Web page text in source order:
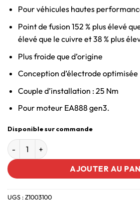
Pour véhicules hautes
Point de fusion 152 % plus élevé
élevé que le cuivre et 38 % plus
Plus froide que d’origine
Conception d’électrode optimisée
Couple d’installation : 25 Nm
Pour moteur EA888 gen3.
Disponible sur commande
AJOUTER AU
UGS :Z1003100